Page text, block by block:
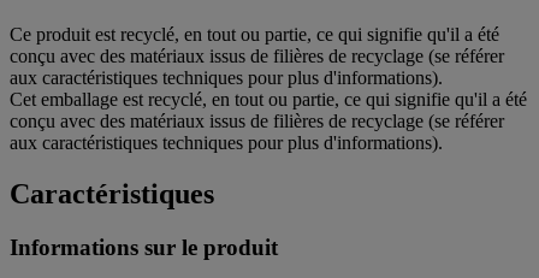
Ce produit est recyclé, en tout ou partie, ce qui signifie qu'il a été
conçu avec des matériaux issus de filières de recyclage (se référer
aux caractéristiques techniques pour plus d'informations).
Cet emballage est recyclé, en tout ou partie, ce qui signifie qu'il a été
conçu avec des matériaux issus de filières de recyclage (se référer
aux caractéristiques techniques pour plus d'informations).
Caractéristiques
Informations sur le produit